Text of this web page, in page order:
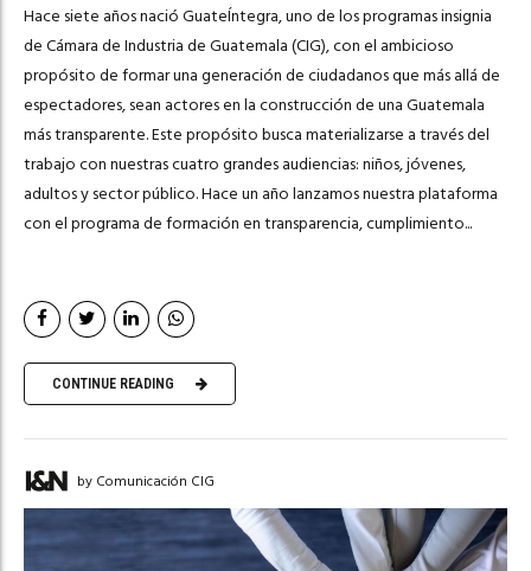
Hace siete años nació GuateÍntegra, uno de los programas insignia
de Cámara de Industria de Guatemala (CIG), con el ambicioso
propósito de formar una generación de ciudadanos que más allá de
espectadores, sean actores en la construcción de una Guatemala
más transparente. Este propósito busca materializarse a través del
trabajo con nuestras cuatro grandes audiencias: niños, jóvenes,
adultos y sector público. Hace un año lanzamos nuestra plataforma
con el programa de formación en transparencia, cumplimiento...
CONTINUE READING
by Comunicación CIG